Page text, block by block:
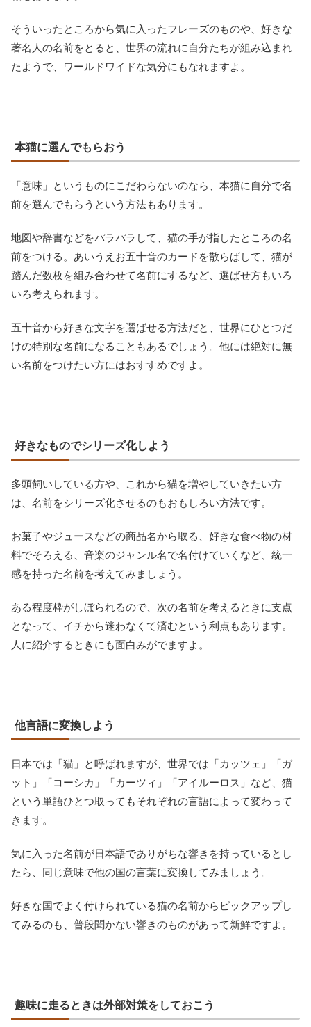
そういったところから気に入ったフレーズのものや、好きな
著名人の名前をとると、世界の流れに自分たちが組み込まれ
たようで、ワールドワイドな気分にもなれますよ。
本猫に選んでもらおう
「意味」というものにこだわらないのなら、本猫に自分で名
前を選んでもらうという方法もあります。
地図や辞書などをパラパラして、猫の手が指したところの名
前をつける。あいうえお五十音のカードを散らばして、猫が
踏んだ数枚を組み合わせて名前にするなど、選ばせ方もいろ
いろ考えられます。
五十音から好きな文字を選ばせる方法だと、世界にひとつだ
けの特別な名前になることもあるでしょう。他には絶対に無
い名前をつけたい方にはおすすめですよ。
好きなものでシリーズ化しよう
多頭飼いしている方や、これから猫を増やしていきたい方
は、名前をシリーズ化させるのもおもしろい方法です。
お菓子やジュースなどの商品名から取る、好きな食べ物の材
料でそろえる、音楽のジャンル名で名付けていくなど、統一
感を持った名前を考えてみましょう。
ある程度枠がしぼられるので、次の名前を考えるときに支点
となって、イチから迷わなくて済むという利点もあります。
人に紹介するときにも面白みがでますよ。
他言語に変換しよう
日本では「猫」と呼ばれますが、世界では「カッツェ」「ガ
ット」「コーシカ」「カーツィ」「アイルーロス」など、猫
という単語ひとつ取ってもそれぞれの言語によって変わって
きます。
気に入った名前が日本語でありがちな響きを持っているとし
たら、同じ意味で他の国の言葉に変換してみましょう。
好きな国でよく付けられている猫の名前からピックアップし
てみるのも、普段聞かない響きのものがあって新鮮ですよ。
趣味に走るときは外部対策をしておこう